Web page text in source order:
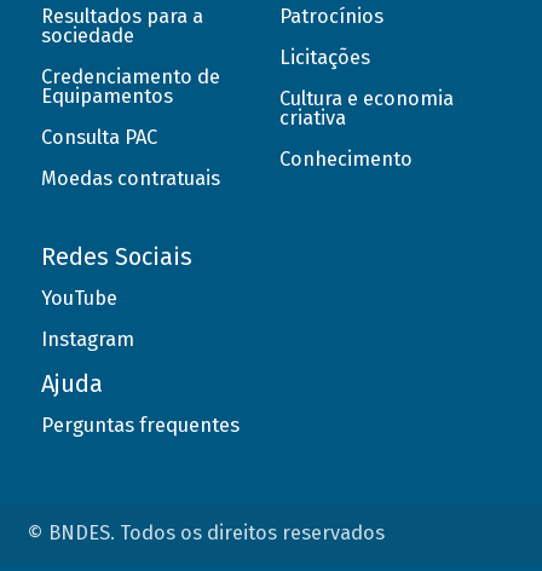
Resultados para a
sociedade
Credenciamento de
Equipamentos
Consulta PAC
Moedas contratuais
Patrocínios
Licitações
Cultura e economia
criativa
Conhecimento
Redes Sociais
YouTube
Instagram
Ajuda
Perguntas frequentes
© BNDES. Todos os direitos reservados